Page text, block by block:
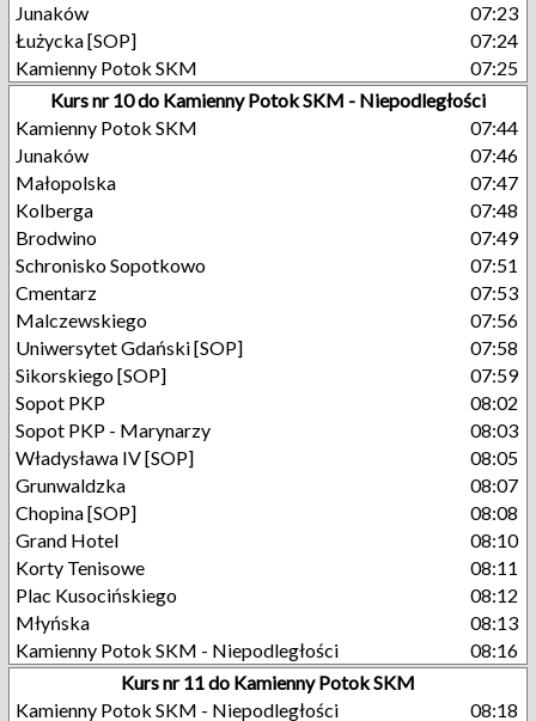
Junaków
07:23
Łużycka [SOP]
07:24
Kamienny Potok SKM
07:25
Kurs nr 10 do Kamienny Potok SKM - Niepodległości
Kamienny Potok SKM
07:44
Junaków
07:46
Małopolska
07:47
Kolberga
07:48
Brodwino
07:49
Schronisko Sopotkowo
07:51
Cmentarz
07:53
Malczewskiego
07:56
Uniwersytet Gdański [SOP]
07:58
Sikorskiego [SOP]
07:59
Sopot PKP
08:02
Sopot PKP - Marynarzy
08:03
Władysława IV [SOP]
08:05
Grunwaldzka
08:07
Chopina [SOP]
08:08
Grand Hotel
08:10
Korty Tenisowe
08:11
Plac Kusocińskiego
08:12
Młyńska
08:13
Kamienny Potok SKM - Niepodległości
08:16
Kurs nr 11 do Kamienny Potok SKM
Kamienny Potok SKM - Niepodległości
08:18